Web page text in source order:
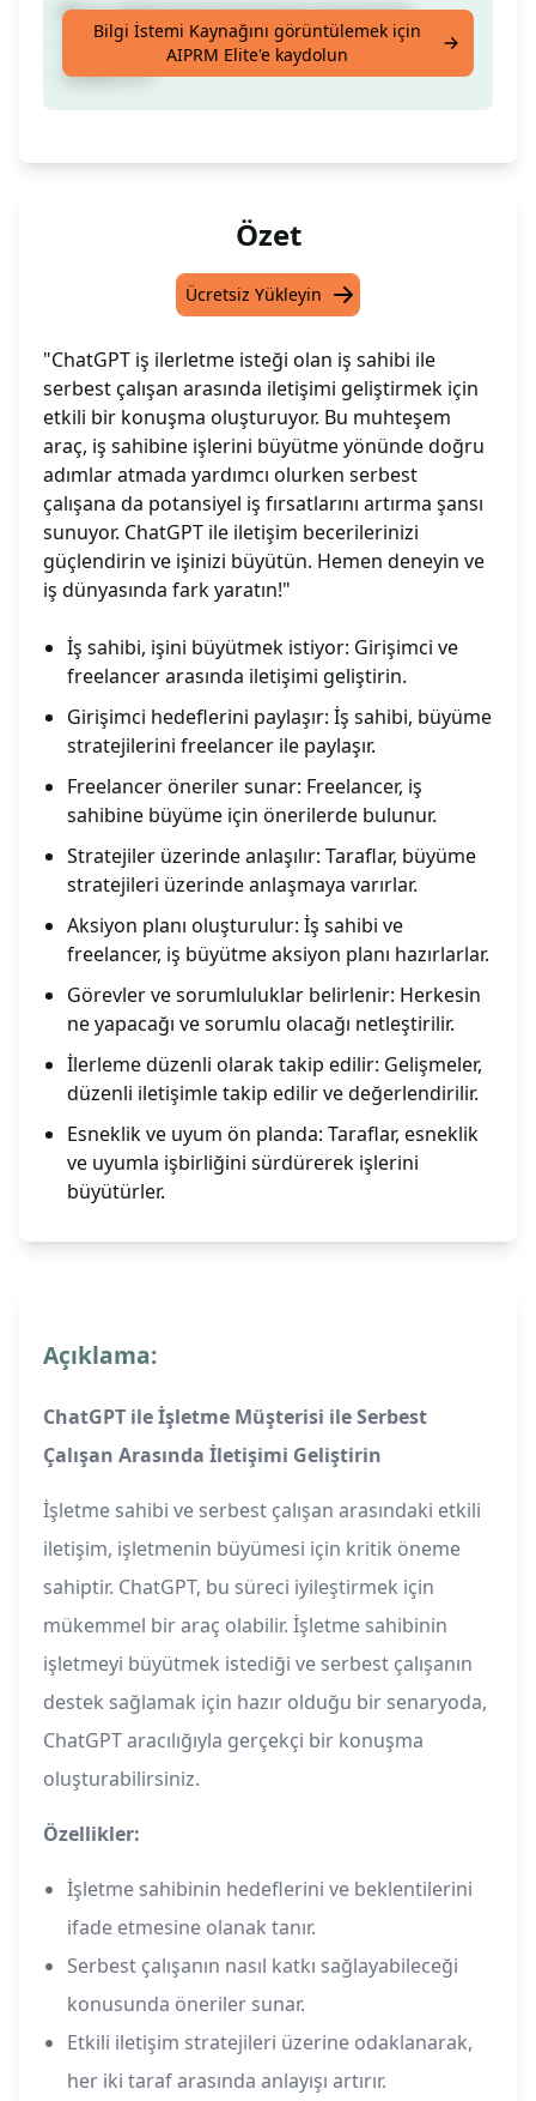
Bir iş sahibi (işini büyütmek isteyen) ile
serbest çalışan arasında bir konuşma
oluşturun
Bilgi İstemi Kaynağını görüntülemek için
AIPRM Elite'e kaydolun
Özet
Ücretsiz Yükleyin
"ChatGPT iş ilerletme isteği olan iş sahibi ile
serbest çalışan arasında iletişimi geliştirmek için
etkili bir konuşma oluşturuyor. Bu muhteşem
araç, iş sahibine işlerini büyütme yönünde doğru
adımlar atmada yardımcı olurken serbest
çalışana da potansiyel iş fırsatlarını artırma şansı
sunuyor. ChatGPT ile iletişim becerilerinizi
güçlendirin ve işinizi büyütün. Hemen deneyin ve
iş dünyasında fark yaratın!"
İş sahibi, işini büyütmek istiyor: Girişimci ve
freelancer arasında iletişimi geliştirin.
Girişimci hedeflerini paylaşır: İş sahibi, büyüme
stratejilerini freelancer ile paylaşır.
Freelancer öneriler sunar: Freelancer, iş
sahibine büyüme için önerilerde bulunur.
Stratejiler üzerinde anlaşılır: Taraflar, büyüme
stratejileri üzerinde anlaşmaya varırlar.
Aksiyon planı oluşturulur: İş sahibi ve
freelancer, iş büyütme aksiyon planı hazırlarlar.
Görevler ve sorumluluklar belirlenir: Herkesin
ne yapacağı ve sorumlu olacağı netleştirilir.
İlerleme düzenli olarak takip edilir: Gelişmeler,
düzenli iletişimle takip edilir ve değerlendirilir.
Esneklik ve uyum ön planda: Taraflar, esneklik
ve uyumla işbirliğini sürdürerek işlerini
büyütürler.
Açıklama:
ChatGPT ile İşletme Müşterisi ile Serbest
Çalışan Arasında İletişimi Geliştirin
İşletme sahibi ve serbest çalışan arasındaki etkili
iletişim, işletmenin büyümesi için kritik öneme
sahiptir. ChatGPT, bu süreci iyileştirmek için
mükemmel bir araç olabilir. İşletme sahibinin
işletmeyi büyütmek istediği ve serbest çalışanın
destek sağlamak için hazır olduğu bir senaryoda,
ChatGPT aracılığıyla gerçekçi bir konuşma
oluşturabilirsiniz.
Özellikler:
İşletme sahibinin hedeflerini ve beklentilerini
ifade etmesine olanak tanır.
Serbest çalışanın nasıl katkı sağlayabileceği
konusunda öneriler sunar.
Etkili iletişim stratejileri üzerine odaklanarak,
her iki taraf arasında anlayışı artırır.